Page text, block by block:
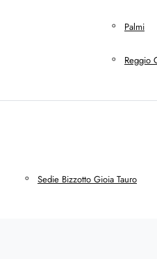
Palmi
Reggio
Sedie Bizzotto Gioia Tauro